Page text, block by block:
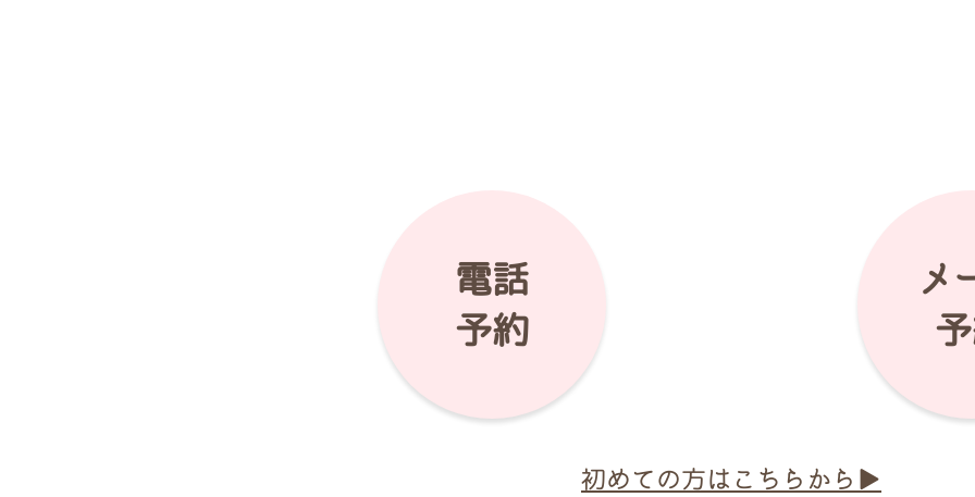
電話
予約
メ
初めての方はこちらから▶